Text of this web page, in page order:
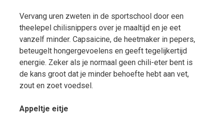
Vervang uren zweten in de sportschool door een
theelepel chilisnippers over je maaltijd en je eet
vanzelf minder. Capsaicine, de heetmaker in pepers,
beteugelt hongergevoelens en geeft tegelijkertijd
energie. Zeker als je normaal geen chili-eter bent is
de kans groot dat je minder behoefte hebt aan vet,
zout en zoet voedsel.
Appeltje eitje